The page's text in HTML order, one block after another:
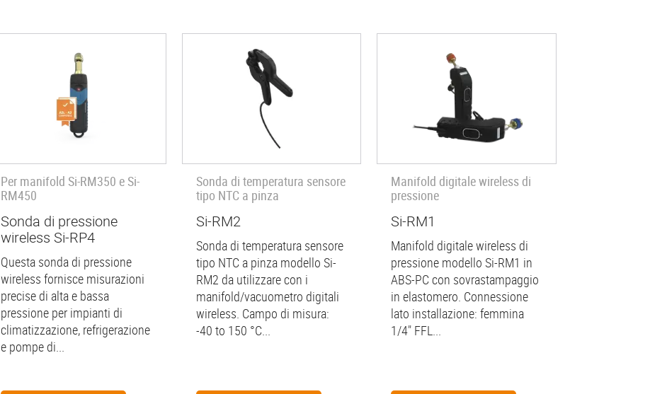
Per manifold Si-RM350 e Si-
RM450
Sonda di pressione
wireless Si-RP4
Questa sonda di pressione
wireless fornisce misurazioni
precise di alta e bassa
pressione per impianti di
climatizzazione, refrigerazione
e pompe di...
Sonda di temperatura sensore
tipo NTC a pinza
Si-RM2
Sonda di temperatura sensore
tipo NTC a pinza modello Si-
RM2 da utilizzare con i
manifold/vacuometro digitali
wireless. Campo di misura:
-40 to 150 °C...
Manifold digitale wireless di
pressione
Si-RM1
Manifold digitale wireless di
pressione modello Si-RM1 in
ABS-PC con sovrastampaggio
in elastomero. Connessione
lato installazione: femmina
1/4" FFL...